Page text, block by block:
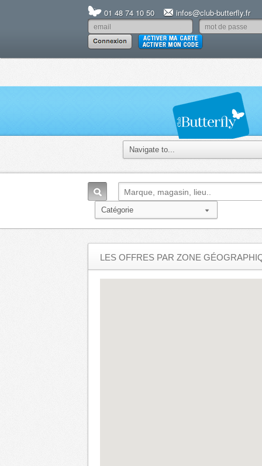
01 48 74 10 50 infos@club-butterfly.fr
LES OFFRES PAR ZONE